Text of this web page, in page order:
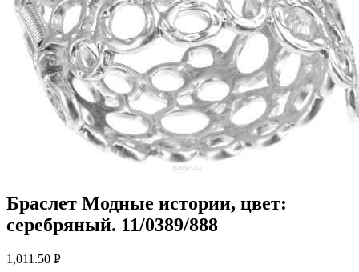
Браслет Модные истории, цвет:
серебряный. 11/0389/888
1,011.50 Р